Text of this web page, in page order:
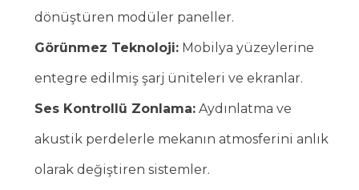
dönüştüren modüler paneller.
Görünmez Teknoloji: Mobilya yüzeylerine
entegre edilmiş şarj üniteleri ve ekranlar.
Ses Kontrollü Zonlama: Aydınlatma ve
akustik perdelerle mekanın atmosferini anlık
olarak değiştiren sistemler.